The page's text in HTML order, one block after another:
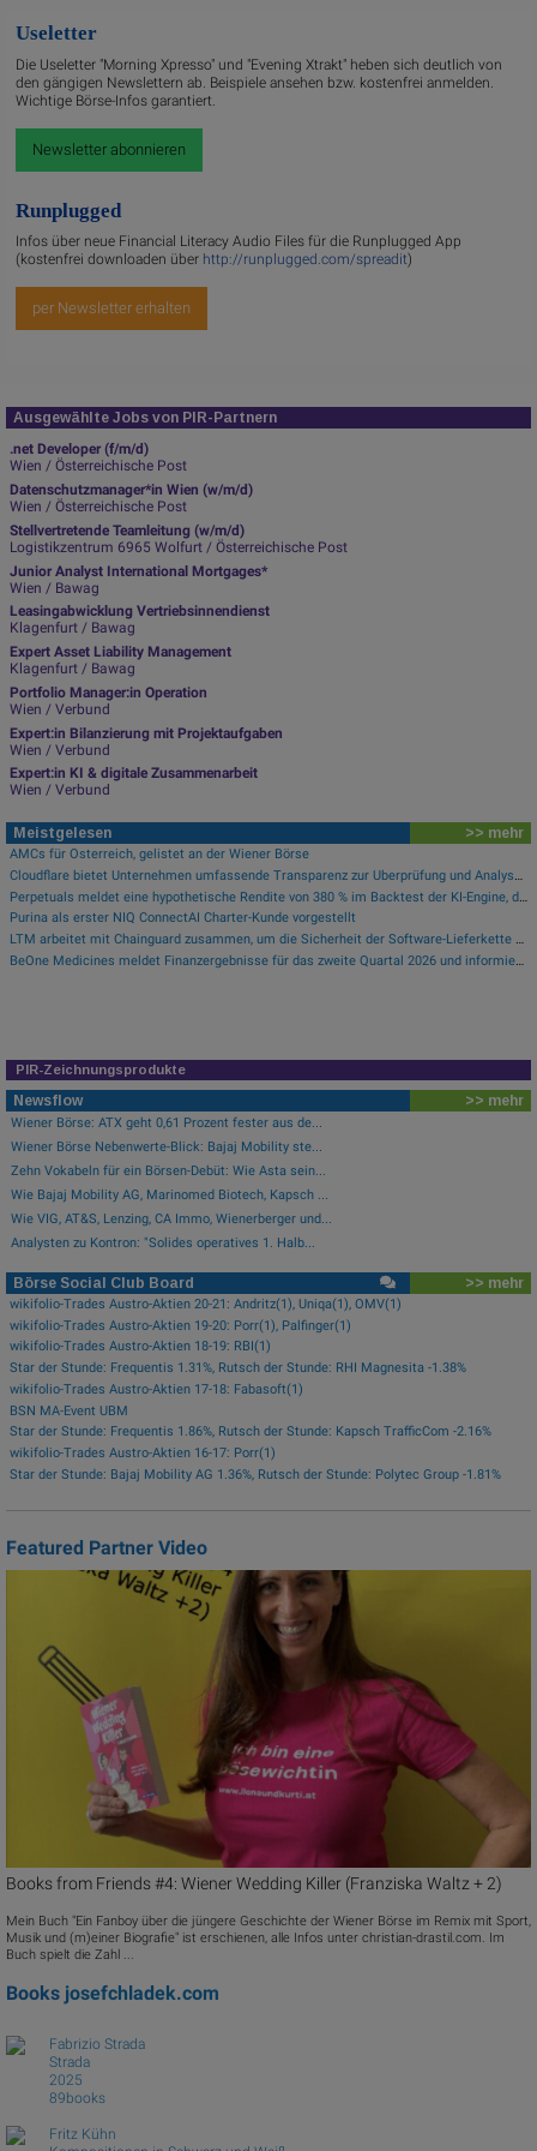
Useletter
Die Useletter "Morning Xpresso" und "Evening Xtrakt" heben sich deutlich von
den gängigen Newslettern ab. Beispiele ansehen bzw. kostenfrei anmelden.
Wichtige Börse-Infos garantiert.
Newsletter abonnieren
Runplugged
Infos über neue Financial Literacy Audio Files für die Runplugged App
(kostenfrei downloaden über http://runplugged.com/spreadit)
per Newsletter erhalten
Ausgewählte Jobs von PIR-Partnern
.net Developer (f/m/d)
Wien / Österreichische Post
Datenschutzmanager*in Wien (w/m/d)
Wien / Österreichische Post
Stellvertretende Teamleitung (w/m/d)
Logistikzentrum 6965 Wolfurt / Österreichische Post
Junior Analyst International Mortgages*
Wien / Bawag
Leasingabwicklung Vertriebsinnendienst
Klagenfurt / Bawag
Expert Asset Liability Management
Klagenfurt / Bawag
Portfolio Manager:in Operation
Wien / Verbund
Expert:in Bilanzierung mit Projektaufgaben
Wien / Verbund
Expert:in KI & digitale Zusammenarbeit
Wien / Verbund
Meistgelesen >> mehr
AMCs für Österreich, gelistet an der Wiener Börse
Cloudflare bietet Unternehmen umfassende Transparenz zur Überprüfung und Analyse des KI-Einsatzes
Perpetuals meldet eine hypothetische Rendite von 380 % im Backtest der KI-Engine, die die risikofreie Handelsplattform „UpsideOnly“ antreibt
Purina als erster NIQ ConnectAI Charter-Kunde vorgestellt
LTM arbeitet mit Chainguard zusammen, um die Sicherheit der Software-Lieferkette durch BlueVerse™ RightLogic zu stärken
BeOne Medicines meldet Finanzergebnisse für das zweite Quartal 2026 und informiert über aktuelle Geschäftsentwicklungen
PIR-Zeichnungsprodukte
Newsflow >> mehr
Wiener Börse: ATX geht 0,61 Prozent fester aus de...
Wiener Börse Nebenwerte-Blick: Bajaj Mobility ste...
Zehn Vokabeln für ein Börsen-Debüt: Wie Asta sein...
Wie Bajaj Mobility AG, Marinomed Biotech, Kapsch ...
Wie VIG, AT&S, Lenzing, CA Immo, Wienerberger und...
Analysten zu Kontron: "Solides operatives 1. Halb...
Börse Social Club Board >> mehr
wikifolio-Trades Austro-Aktien 20-21: Andritz(1), Uniqa(1), OMV(1)
wikifolio-Trades Austro-Aktien 19-20: Porr(1), Palfinger(1)
wikifolio-Trades Austro-Aktien 18-19: RBI(1)
Star der Stunde: Frequentis 1.31%, Rutsch der Stunde: RHI Magnesita -1.38%
wikifolio-Trades Austro-Aktien 17-18: Fabasoft(1)
BSN MA-Event UBM
Star der Stunde: Frequentis 1.86%, Rutsch der Stunde: Kapsch TrafficCom -2.16%
wikifolio-Trades Austro-Aktien 16-17: Porr(1)
Star der Stunde: Bajaj Mobility AG 1.36%, Rutsch der Stunde: Polytec Group -1.81%
Featured Partner Video
Books from Friends #4: Wiener Wedding Killer (Franziska Waltz + 2)
Mein Buch "Ein Fanboy über die jüngere Geschichte der Wiener Börse im Remix mit Sport,
Musik und (m)einer Biografie" ist erschienen, alle Infos unter christian-drastil.com. Im
Buch spielt die Zahl ...
Books josefchladek.com
Fabrizio Strada
Strada
2025
89books
Fritz Kühn